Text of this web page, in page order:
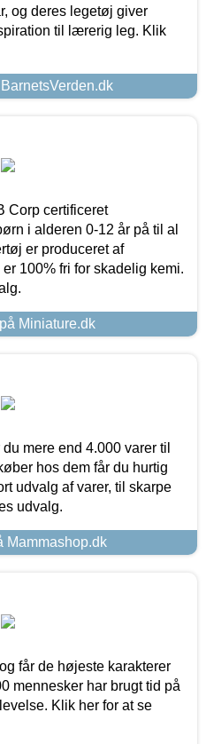
og deres legetøj giver
til lærerig leg. Klik
Corp certificeret
i alderen 0-12 år på til al
er produceret af
100% fri for skadelig kemi.
Miniature.dk
mere end 4.000 varer til
hos dem får du hurtig
udvalg af varer, til skarpe
udvalg.
Mammashop.dk
får de højeste karakterer
mennesker har brugt tid på
Klik her for at se